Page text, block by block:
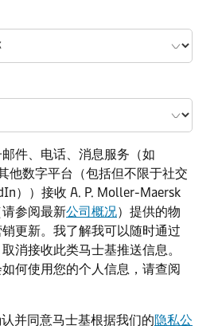
件、电话、消息服务（如
他数字平台（包括但不限于社交
））接收 A. P. Moller-Maersk
参阅最新公司概况）提供的物
更新。我了解我可以随时通过
消接收此类马士基推送信息。
何使用您的个人信息，请查阅
并同意马士基根据我们的隐私公